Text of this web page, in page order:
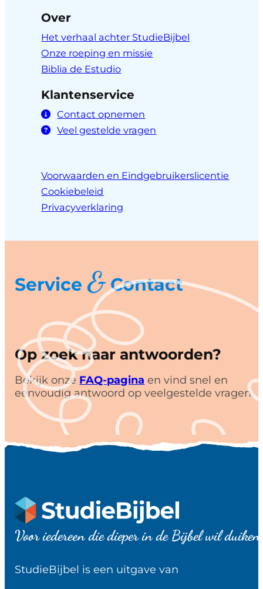
Over
Het verhaal achter StudieBijbel
Onze roeping en missie
Biblia de Estudio
Klantenservice
Contact opnemen
Veel gestelde vragen
Voorwaarden en Eindgebruikerslicentie
Cookiebeleid
Privacyverklaring
Service&Contact
Op zoek naar antwoorden?
Bekijk onze FAQ-pagina en vind snel en
eenvoudig antwoord op veelgestelde vragen.
Voor iedereen die dieper in de Bijbel wil
StudieBijbel is een uitgave van